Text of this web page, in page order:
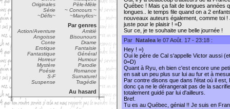
Originales
Pèle-Mèle
Série
~ Concours ~
~Défis~
~Manyfics~
Par genres
Action/Aventure
Amitié
Angoisse
Bisounours
Conte
Drame
Erotique
Fantaisie
Fantastique
Général
Horreur
Humour
Mystère
Parodie
Poésie
Romance
S-F
Surnaturel
Suspense
Tragédie
Au hasard
Québec ! Mais ça fait de longues années
longues.. le temps file quand on a 2
nouveaux auteurs également, comme toi
juste pour le plaisir ! =D
Sur ce, je te souhaite une belle journée !
Par Natalea le 07 Août. 17 - 23:18 :
Hey ! =)
Oui le père de Cal s'appelle Victor aussi
0=D)
Quant à Ryu, eh bien c'est encore une
en sait un peu plus sur lui au fur et à
Par contre disons que dans l'état où il
donc ça ne le dérangerait pas de la
totalement guidé par lui d'ailleurs.
Bref.
Tu es au Québec, génial !! Je suis en